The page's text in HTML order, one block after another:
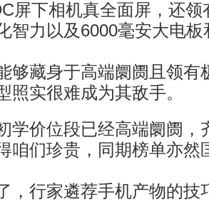
屏下相机真全面屏，还
智力以及6000毫安大电板
够藏身于高端阛阓且领有
照实很难成为其敌手。
学价位段已经高端阛阓，
咱们珍贵，同期榜单亦然
，行家遴荐手机产物的技